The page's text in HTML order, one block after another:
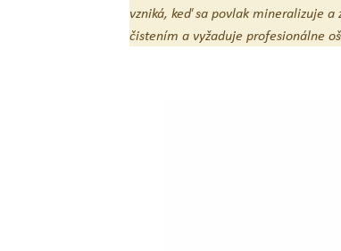
vzniká, keď sa povlak mineralizuje
čistením a vyžaduje profesionálne